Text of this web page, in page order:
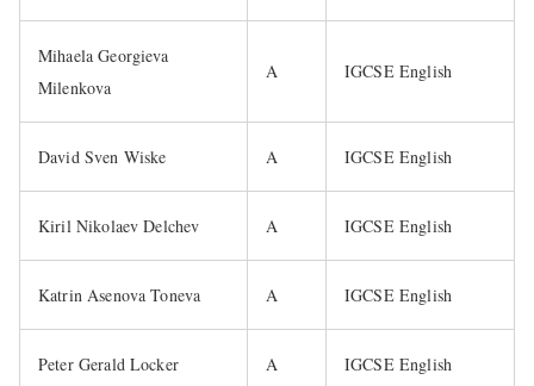
Mihaela Georgieva
Milenkova
A IGCSE English
David Sven Wiske A IGCSE English
Kiril Nikolaev Delchev A IGCSE English
Katrin Asenova Toneva A IGCSE English
Peter Gerald Locker A IGCSE English